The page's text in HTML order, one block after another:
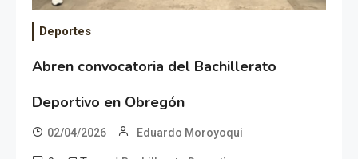
Deportes
Abren convocatoria del Bachillerato
Deportivo en Obregón
02/04/2026 Eduardo Moroyoqui